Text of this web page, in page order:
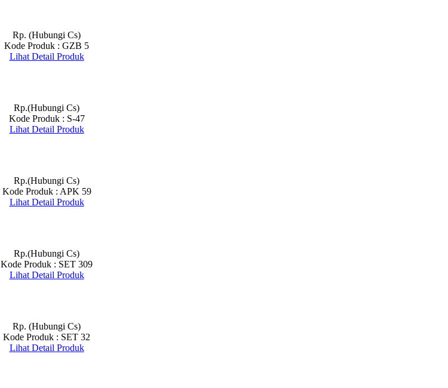
Rp. (Hubungi Cs)
Kode Produk : GZB 5
Lihat Detail Produk
Rp.(Hubungi Cs)
Kode Produk : S-47
Lihat Detail Produk
Rp.(Hubungi Cs)
Kode Produk : APK 59
Lihat Detail Produk
Rp.(Hubungi Cs)
Kode Produk : SET 309
Lihat Detail Produk
Rp. (Hubungi Cs)
Kode Produk : SET 32
Lihat Detail Produk